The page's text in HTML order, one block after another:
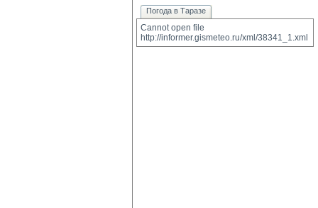
Погода в Таразе
Cannot open file
http://informer.gismeteo.ru/xml/38341_1.xml